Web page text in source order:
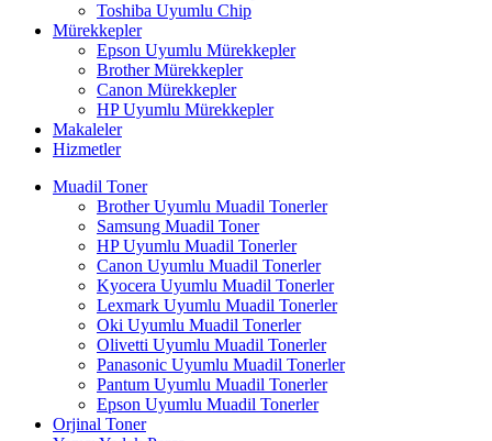
Toshiba Uyumlu Chip
Mürekkepler
Epson Uyumlu Mürekkepler
Brother Mürekkepler
Canon Mürekkepler
HP Uyumlu Mürekkepler
Makaleler
Hizmetler
Muadil Toner
Brother Uyumlu Muadil Tonerler
Samsung Muadil Toner
HP Uyumlu Muadil Tonerler
Canon Uyumlu Muadil Tonerler
Kyocera Uyumlu Muadil Tonerler
Lexmark Uyumlu Muadil Tonerler
Oki Uyumlu Muadil Tonerler
Olivetti Uyumlu Muadil Tonerler
Panasonic Uyumlu Muadil Tonerler
Pantum Uyumlu Muadil Tonerler
Epson Uyumlu Muadil Tonerler
Orjinal Toner